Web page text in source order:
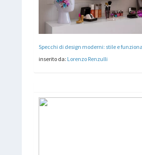
inserito da: Lorenzo Renzulli